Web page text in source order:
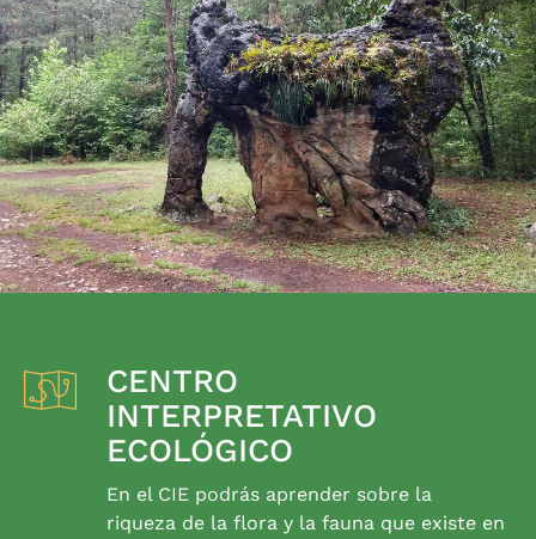
CENTRO
INTERPRETATIVO
ECOLÓGICO
En el CIE podrás aprender sobre la
riqueza de la flora y la fauna que existe en